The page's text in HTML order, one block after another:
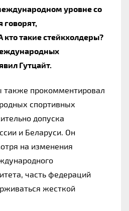
уровне со
говорят,
кто такие стейкхолдеры?
Гутцайт.
также прокомментировал
спортивных
допуска
и Беларуси. Он
на изменения
часть федераций
жесткой